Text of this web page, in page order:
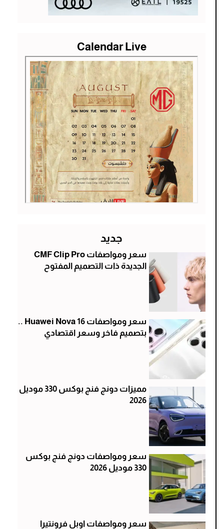
Calendar Live
جديد
سعر ومواصفات CMF Clip Pro
الجديدة ذات التصميم المفتوح
سعر ومواصفات Huawei Nova 16 ..
بتصميم فاخر وسعر اقتصادي
مميزات دونج فنج بوكس 330 موديل
2026
سعر ومواصفات دونج فنج بوكس
330 موديل 2026
سعر ومواصفات اوبل فرونتيرا